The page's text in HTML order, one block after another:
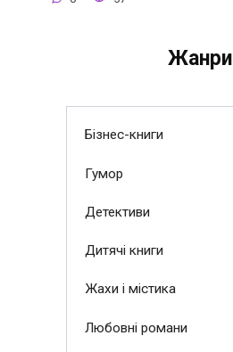
Жанри
Бізнес-книги
Гумор
Детективи
Дитячі книги
Жахи і містика
Любовні романи